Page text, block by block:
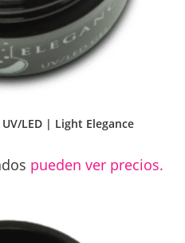
LED | Light Elegance
pueden ver precios.